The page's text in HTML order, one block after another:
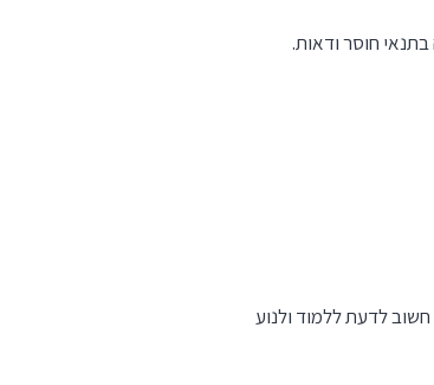
חוסר ודאות.
לדעת ללמוד ולנוע